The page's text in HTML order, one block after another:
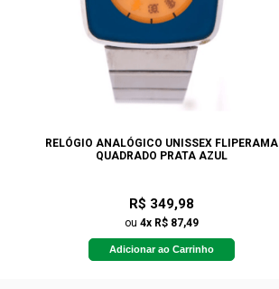
RELÓGIO ANALÓGICO UNISSEX FLIPERAMA
QUADRADO PRATA AZUL
R$ 349,98
ou 4x R$ 87,49
Adicionar ao Carrinho